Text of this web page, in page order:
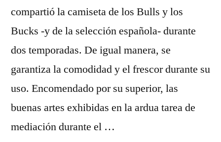
compartió la camiseta de los Bulls y los
Bucks -y de la selección española- durante
dos temporadas. De igual manera, se
garantiza la comodidad y el frescor durante su
uso. Encomendado por su superior, las
buenas artes exhibidas en la ardua tarea de
mediación durante el …